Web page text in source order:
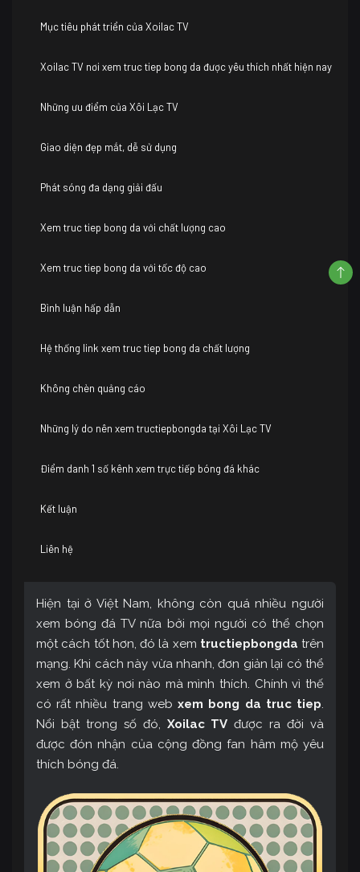
Mục tiêu phát triển của Xoilac TV
Xoilac TV nơi xem truc tiep bong da được yêu thích nhất hiện nay
Những ưu điểm của Xôi Lạc TV
Giao diện đẹp mắt, dễ sử dụng
Phát sóng đa dạng giải đấu
Xem truc tiep bong da với chất lượng cao
Xem truc tiep bong da với tốc độ cao
Bình luận hấp dẫn
Hệ thống link xem truc tiep bong da chất lượng
Không chèn quảng cáo
Những lý do nên xem tructiepbongda tại Xôi Lạc TV
Điểm danh 1 số kênh xem trực tiếp bóng đá khác
Kết luận
Liên hệ
Hiện tại ở Việt Nam, không còn quá nhiều người
xem bóng đá TV nữa bởi mọi người có thể chọn
một cách tốt hơn, đó là xem tructiepbongda trên
mạng. Khi cách này vừa nhanh, đơn giản lại có thể
xem ở bất kỳ nơi nào mà mình thích. Chính vì thế
có rất nhiều trang webxem bong da truc tiep.
Nổi bật trong số đó, Xoilac TV được ra đời và
được đón nhận của cộng đồng fan hâm mộ yêu
thích bóng đá.